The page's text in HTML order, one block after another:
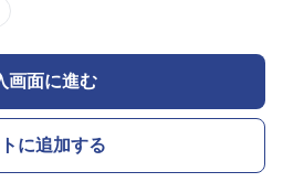
画面に進む
に追加する